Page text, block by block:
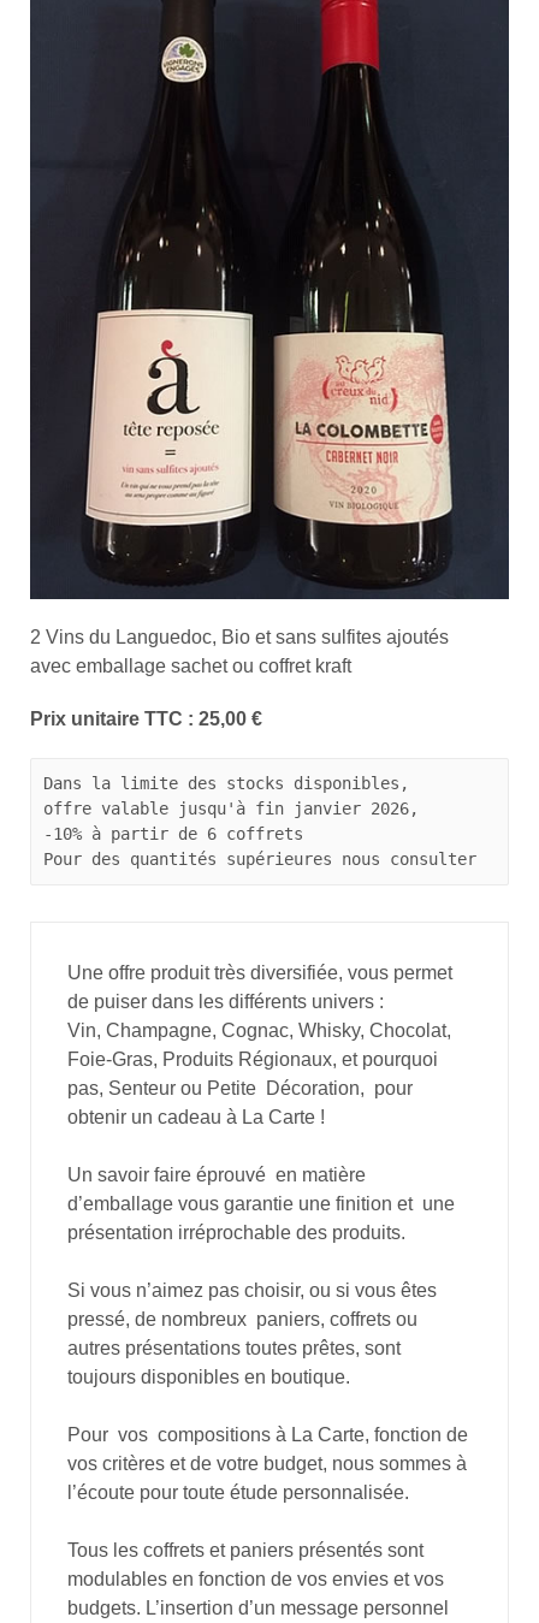
2 Vins du Languedoc, Bio et sans sulfites ajoutés
avec emballage sachet ou coffret kraft
Prix unitaire TTC : 25,00 €
Dans la limite des stocks disponibles,
offre valable jusqu'à fin janvier 2026,
-10% à partir de 6 coffrets
Pour des quantités supérieures nous consulter
Une offre produit très diversifiée, vous permet
de puiser dans les différents univers :
Vin, Champagne, Cognac, Whisky, Chocolat,
Foie-Gras, Produits Régionaux, et pourquoi
pas, Senteur ou Petite Décoration, pour
obtenir un cadeau à La Carte !
Un savoir faire éprouvé en matière
d’emballage vous garantie une finition et une
présentation irréprochable des produits.
Si vous n’aimez pas choisir, ou si vous êtes
pressé, de nombreux paniers, coffrets ou
autres présentations toutes prêtes, sont
toujours disponibles en boutique.
Pour vos compositions à La Carte, fonction de
vos critères et de votre budget, nous sommes à
l’écoute pour toute étude personnalisée.
Tous les coffrets et paniers présentés sont
modulables en fonction de vos envies et vos
budgets. L’insertion d’un message personnel